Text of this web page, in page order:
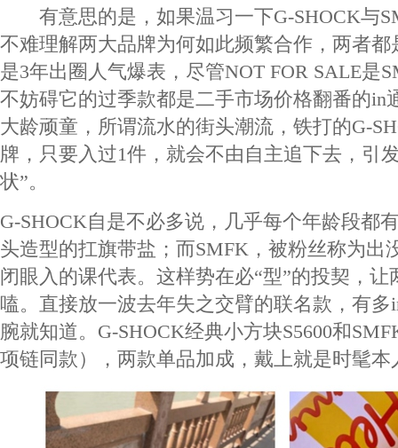
有意思的是，如果温习一下G-SHOCK与
不难理解两大品牌为何如此频繁合作，两者都
是3年出圈人气爆表，尽管NOT FOR SALE是
不妨碍它的过季款都是二手市场价格翻番的in
大龄顽童，所谓流水的街头潮流，铁打的G-
牌，只要入过1件，就会不由自主追下去，引
状”。
G-SHOCK自是不必多说，几乎每个年龄段都
头造型的扛旗带盐；而SMFK，被粉丝称为出
闭眼入的课代表。这样势在必“型”的投契，让
嗑。直接放一波去年失之交臂的联名款，有
腕就知道。G-SHOCK经典小方块S5600和
项链同款），两款单品加成，戴上就是时髦本